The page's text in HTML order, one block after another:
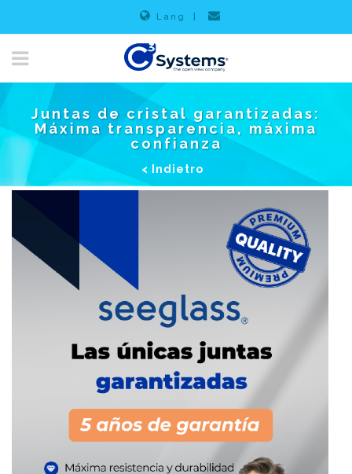
Lang
Juntas de cristal garantizadas:
Máxima transparencia, máxima
confianza
< Indietro